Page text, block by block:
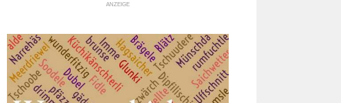
ANZEIGE